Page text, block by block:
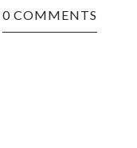
0 COMMENTS